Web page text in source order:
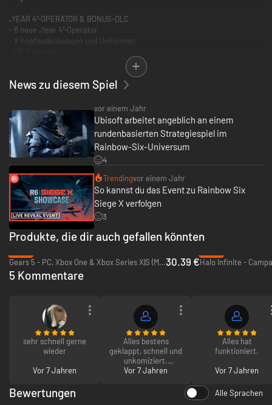
„YEAR 4“-OPERATOR & BONUS-DLC
- 8 neue „Year 4“-Operator
- 8 Kopfbedeckungen und Uniformen
VIP-VORTEILE
- 10 ℅ Rabatt im Laden des Spiels**
- 5 ℅ Ansehen-Boost
- 0,3 ℅ Alpha-Pack-Boost
*VIP-Mitgliedschaft endet am 31. Januar 2020.
**10 ℅ Rabatt nur bei Käufen mit Ansehen oder R6-Credits.
Tom Clancy‘s Rainbow Six Siege (separat erhältlich) ist zum Spielen
erforderlich.
News zu diesem Spiel
vor einem Jahr
Ubisoft arbeitet angeblich an einem
rundenbasierten Strategiespiel im
Rainbow-Six-Universum
4
Trendingvor einem Jahr
So kannst du das Event zu Rainbow Six
Siege X verfolgen
3
Produkte, die dir auch gefallen könnten
Gears 5 - PC, Xbox One & Xbox Series X|S (Microsoft Store)30.39 €
5 Kommentare
sehr schnell gerne
wieder
Vor 7 Jahren
Alles bestens
geklappt, schnell und
unkomiziert.
Danke!!!
Vor 7 Jahren
Alles hat
funktioniert.
Vor 7 Jahren
Bewertungen Alle Sprachen